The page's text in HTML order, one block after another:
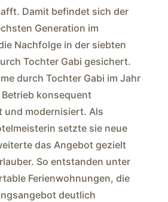
Damit befindet sich der
Generation im
Nachfolge in der siebten
Tochter Gabi gesichert.
durch Tochter Gabi im Jahr
konsequent
und modernisiert. Als
setzte sie neue
das Angebot gezielt
So entstanden unter
Ferienwohnungen, die
deutlich